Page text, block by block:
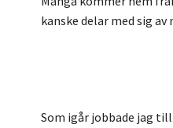
kanske delar med sig av
Som igår jobbade jag till